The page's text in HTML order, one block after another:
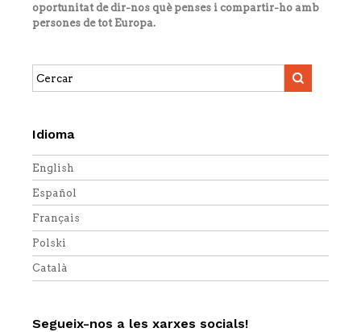
oportunitat de dir-nos què penses i compartir-ho amb
persones de tot Europa.
Search
this
Idioma
English
Español
Français
Polski
Català
Segueix-nos a les xarxes socials!